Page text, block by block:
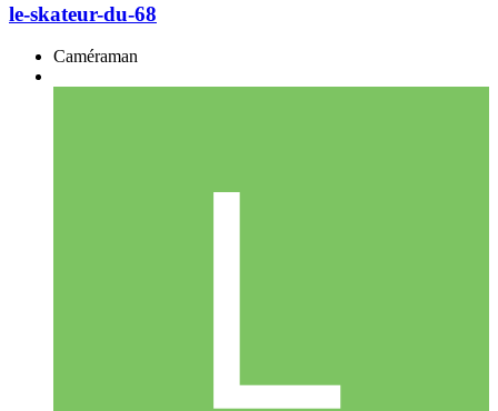
le-skateur-du-68
Caméraman